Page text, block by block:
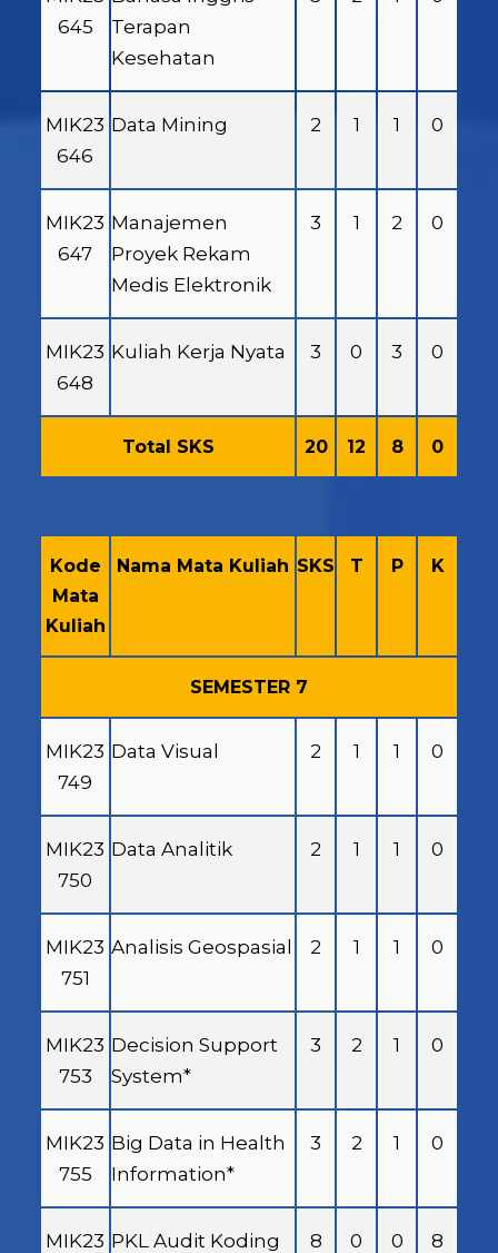
645
Terapan
Kesehatan
MIK23
646
Data Mining 2 1 1 0
MIK23
647
Manajemen
Proyek Rekam
Medis Elektronik
3 1 2 0
MIK23
648
Kuliah Kerja Nyata 3 0 3 0
Total SKS 20 12 8 0
Kode
Mata
Kuliah
Nama Mata Kuliah SKS T P K
SEMESTER 7
MIK23
749
Data Visual 2 1 1 0
MIK23
750
Data Analitik 2 1 1 0
MIK23
751
Analisis Geospasial 2 1 1 0
MIK23
753
Decision Support
System*
3 2 1 0
MIK23
755
Big Data in Health
Information*
3 2 1 0
MIK23 PKL Audit Koding
8 0 0 8